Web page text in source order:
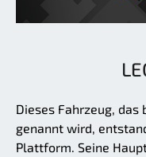
Dieses Fahrzeug,
genannt wird,
Plattform. Seine